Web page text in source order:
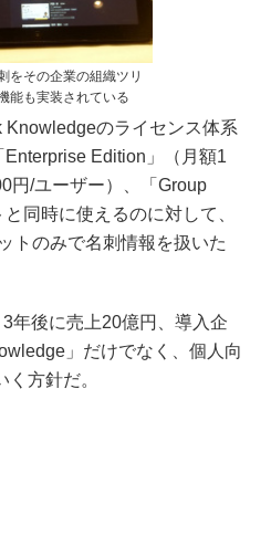
をその企業の組織ツリ
能も実装されている
のライセンス体系
Edition」（月額1
円/ユーザー）、「Group
同時に使えるのに対して、
トのみで名刺情報を扱いた
年後に売上20億円、導入企
」だけでなく、個人向
方針だ。